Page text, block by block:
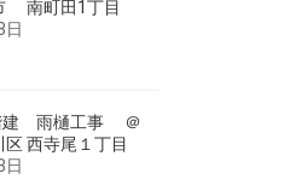
南町田1丁目
日
建 雨樋工事 ＠
西寺尾１丁目
日